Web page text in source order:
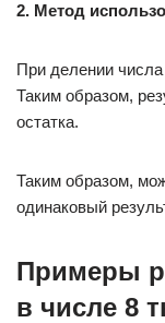
2. Метод
При делении числа
Таким образом,
остатка.
Таким образом,
одинаковый
Примеры
в числе 8